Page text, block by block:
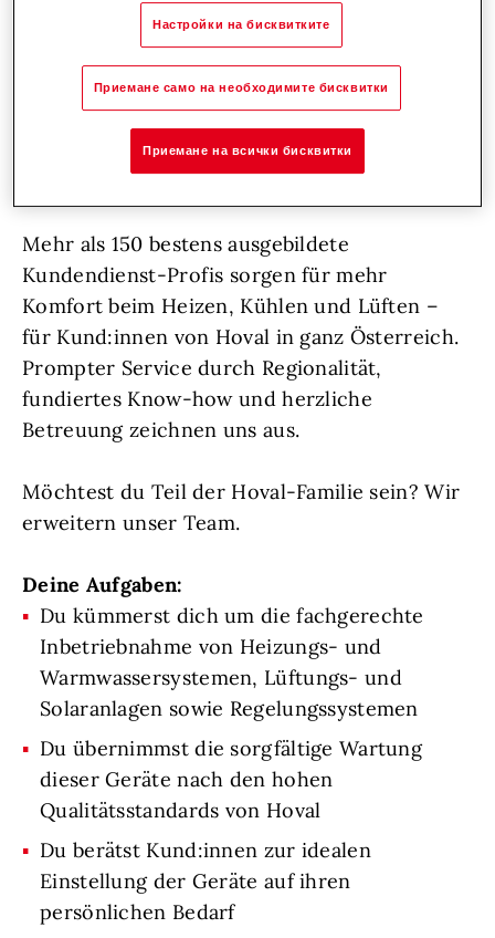
suchen Unterstützung: hemdsärmelige
ihre Aufgaben kümmern, frische Impulse
setzen und durch ihren vorausschauenden
Einsatz dafür sorgen, dass Hoval auch
langfristig ganz vorne bleibt.
Mehr als 150 bestens ausgebildete
Kundendienst-Profis sorgen für mehr
Komfort beim Heizen, Kühlen und Lüften –
für Kund:innen von Hoval in ganz Österreich.
Prompter Service durch Regionalität,
fundiertes Know-how und herzliche
Betreuung zeichnen uns aus.
Möchtest du Teil der Hoval-Familie sein? Wir
erweitern unser Team.
Deine Aufgaben:
Du kümmerst dich um die fachgerechte
Inbetriebnahme von Heizungs- und
Warmwassersystemen, Lüftungs- und
Solaranlagen sowie Regelungssystemen
Du übernimmst die sorgfältige Wartung
dieser Geräte nach den hohen
Qualitätsstandards von Hoval
Du berätst Kund:innen zur idealen
Einstellung der Geräte auf ihren
persönlichen Bedarf
Настройки на бисквитките
Приемане само на необходимите бисквитки
Приемане на всички бисквитки